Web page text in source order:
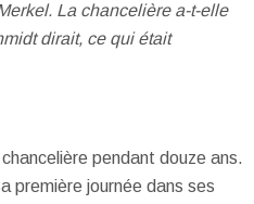
La chancelière a-t-elle
dirait, ce qui était
pendant douze ans.
première journée dans ses